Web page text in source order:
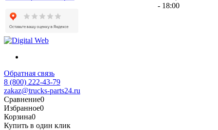
- 18:00
Обратная связь
8 (800) 222-43-79
zakaz@trucks-parts24.ru
Сравнение0
Избранное0
Корзина0
Купить в один клик